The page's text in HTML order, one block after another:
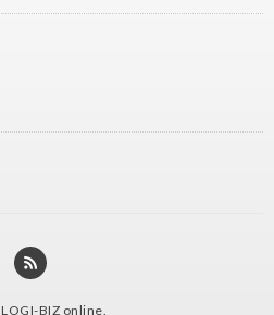
LOGI-BIZ online